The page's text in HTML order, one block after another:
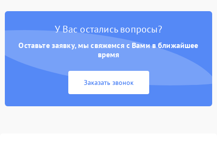
У Вас остались вопросы?
Оставьте заявку, мы свяжемся с Вами в ближайшее
время
Заказать звонок